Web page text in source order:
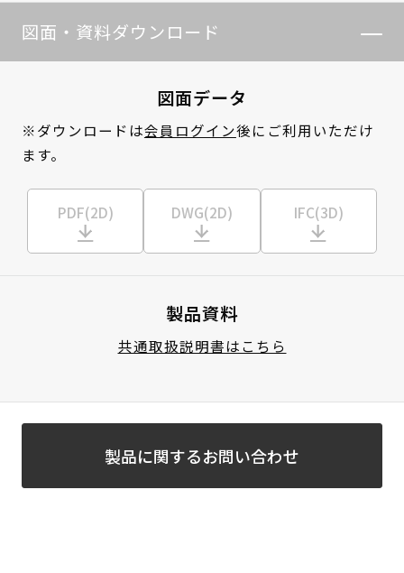
図面・資料ダウンロード
図面データ
※ダウンロードは会員ログイン後にご利用いただけ
ます。
PDF(2D) DWG(2D) IFC(3D)
製品資料
共通取扱説明書はこちら
製品に関するお問い合わせ